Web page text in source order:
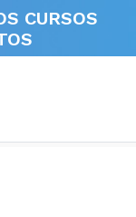
CURSOS